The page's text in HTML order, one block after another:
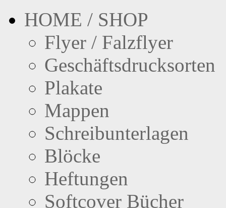
HOME / SHOP
Flyer / Falzflyer
Geschäftsdrucksorten
Plakate
Mappen
Schreibunterlagen
Blöcke
Heftungen
Softcover Bücher